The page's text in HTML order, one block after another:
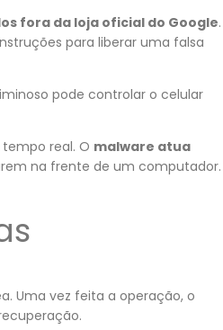
fora da loja oficial do Google
para liberar uma falsa
pode controlar o celular
real. O malware atua
na frente de um computador.
Uma vez feita a operação, o